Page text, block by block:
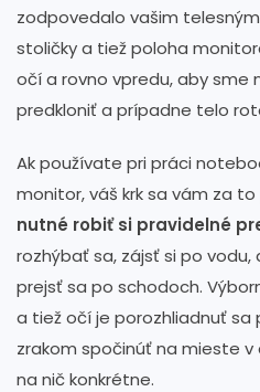
zodpovedalo vašim
stoličky a tiež poloha
očí a rovno vpredu, aby sme
predkloniť a prípadne telo
Ak používate pri práci
monitor, váš krk sa vám za
nutné robiť si pravidelné
rozhýbať sa, zájsť si po
prejsť sa po schodoch.
a tiež očí je porozhliadnuť
zrakom spočinúť na mieste
na nič konkrétne.